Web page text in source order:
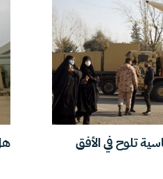
تلوح في الأفق